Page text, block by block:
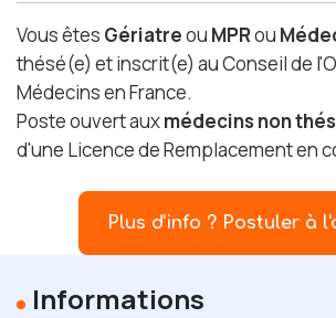
Vous êtes Gériatreou MPRou
thésé(e) et inscrit(e) au Conseil de
Médecins en France.
Poste ouvert auxmédecins non
d'une Licence de Remplacement en
Plus d'info ? Postuler à
Informations